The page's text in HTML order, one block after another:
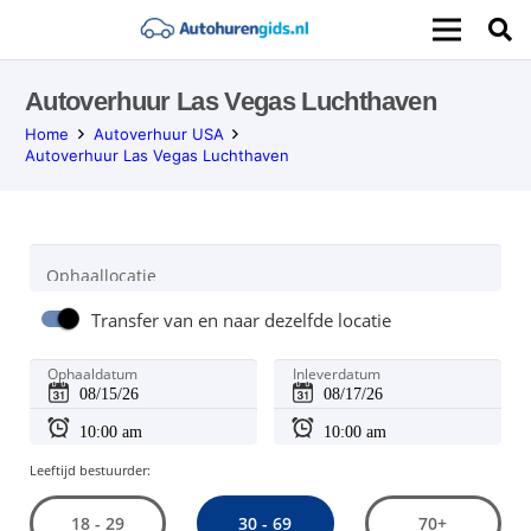
Autoverhuur Las Vegas Luchthaven
Home
Autoverhuur USA
Autoverhuur Las Vegas Luchthaven
Ophaallocatie
Transfer van en naar dezelfde locatie
Ophaaldatum Inleverdatum
Leeftijd bestuurder:
18 - 29 30 - 69 70+